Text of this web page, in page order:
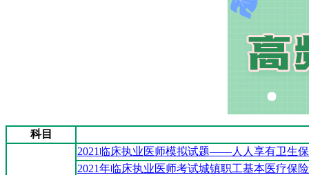
科目
2021临床执业医师模拟试题——人人享有卫生
2021年临床执业医师考试城镇职工基本医疗保